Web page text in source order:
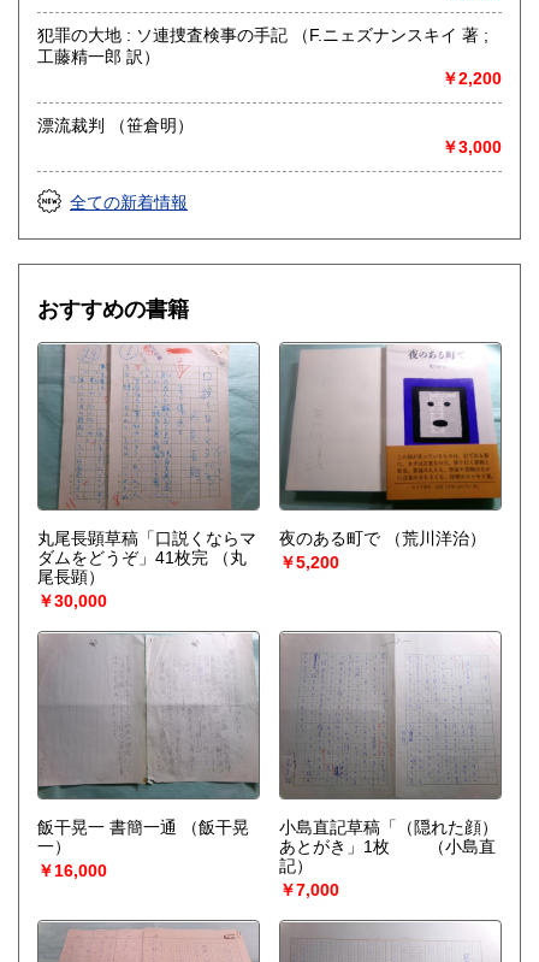
犯罪の大地 : ソ連捜査検事の手記 （F.ニェズナンスキイ 著 ;
工藤精一郎 訳）
￥2,200
漂流裁判 （笹倉明）
￥3,000
全ての新着情報
おすすめの書籍
丸尾長顕草稿「口説くならマ
ダムをどうぞ」41枚完
（丸
尾長顕）
￥30,000
夜のある町で
（荒川洋治）
￥5,200
飯干晃一 書簡一通
（飯干晃
一）
￥16,000
小島直記草稿「（隠れた顔）
あとがき」1枚
（小島直
記）
￥7,000